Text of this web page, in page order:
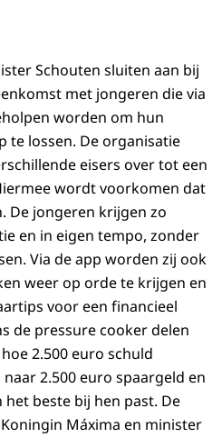
Schouten sluiten aan bij
met jongeren die via
worden om hun
te lossen. De organisatie
eisers over tot een
wordt voorkomen dat
De jongeren krijgen zo
en in eigen tempo, zonder
Via de app worden zij ook
weer op orde te krijgen en
voor een financieel
de pressure cookerdelen
2.500 euro schuld
2.500 euro spaargeld en
beste bij hen past. De
Máxima en minister